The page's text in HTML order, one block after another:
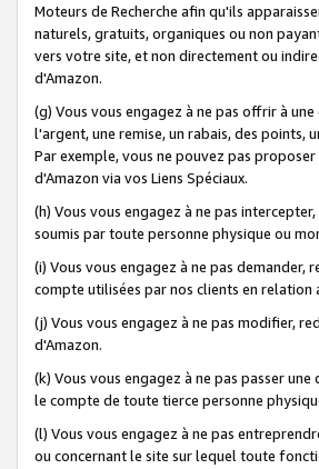
Moteurs de Recherche afin qu'ils
naturels, gratuits, organiques ou non
vers votre site, et non directement ou
d'Amazon.
(g) Vous vous engagez à ne pas offrir à
l'argent, une remise, un rabais, des points,
Par exemple, vous ne pouvez pas
d'Amazon via vos Liens Spéciaux.
(h) Vous vous engagez à ne pas
soumis par toute personne physique ou
(i) Vous vous engagez à ne pas
compte utilisées par nos clients en relation
(j) Vous vous engagez à ne pas modifier,
d'Amazon.
(k) Vous vous engagez à ne pas passer
le compte de toute tierce personne
(l) Vous vous engagez à ne pas
ou concernant le site sur lequel toute